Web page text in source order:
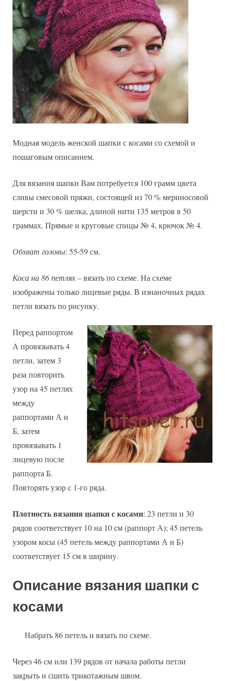
Модная модель женской шапки с косами со схемой и
пошаговым описанием.
Для вязания шапки Вам потребуется 100 грамм цвета
сливы смесовой пряжи, состоящей из 70 % мериносовой
шерсти и 30 % шелка, длиной нити 135 метров в 50
граммах. Прямые и круговые спицы № 4, крючок № 4.
Обхват головы: 55-59 см.
Коса на 86 петлях– вязать по схеме. На схеме
изображены только лицевые ряды. В изнаночных рядах
петли вязать по рисунку.
Перед раппортом
А провязывать 4
петли, затем 3
раза повторить
узор на 45 петлях
между
раппортами А и
Б, затем
провязывать 1
лицевую после
раппорта Б.
Повторять узор с 1-го ряда.
Плотность вязания шапки с косами: 23 петли и 30
рядов соответствует 10 на 10 см (раппорт А); 45 петель
узором косы (45 петель между раппортами А и Б)
соответствует 15 см в ширину.
Описание вязания шапки с
косами
Набрать 86 петель и вязать по схеме.
Через 46 см или 139 рядов от начала работы петли
закрыть и сшить трикотажным швом.